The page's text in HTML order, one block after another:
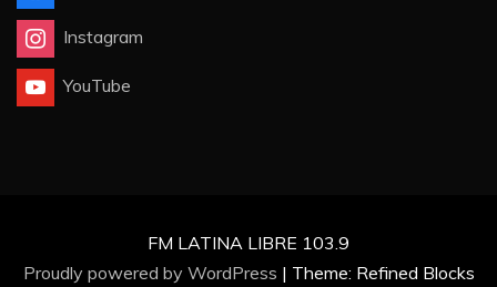
Instagram
YouTube
FM LATINA LIBRE 103.9
Proudly powered by WordPress | Theme: Refined Blocks